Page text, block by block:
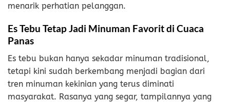
menarik perhatian pelanggan.
Es Tebu Tetap Jadi Minuman Favorit di Cuaca
Panas
Es tebu bukan hanya sekadar minuman tradisional,
tetapi kini sudah berkembang menjadi bagian dari
tren minuman kekinian yang terus diminati
masyarakat. Rasanya yang segar, tampilannya yang